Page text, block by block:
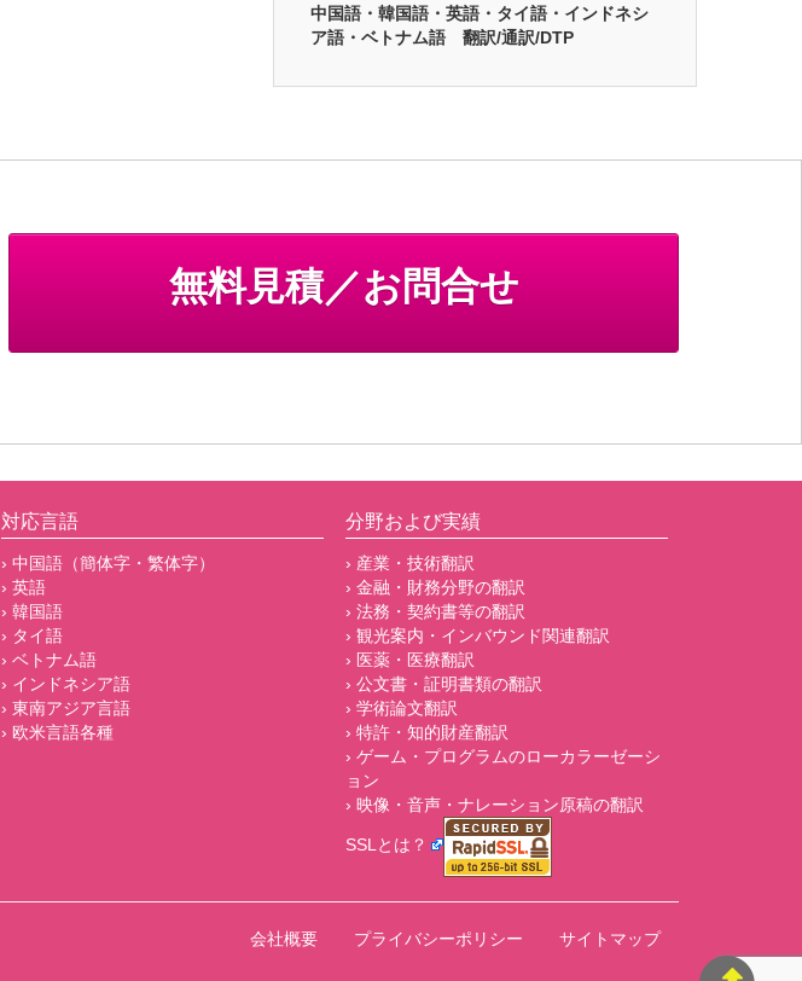
中国語・韓国語・英語・タイ語・インドネシ
ア語・ベトナム語 翻訳/通訳/DTP
無料見積／お問合せ
対応言語
› 中国語（簡体字・繁体字）
› 英語
› 韓国語
› タイ語
› ベトナム語
› インドネシア語
› 東南アジア言語
› 欧米言語各種
分野および実績
› 産業・技術翻訳
› 金融・財務分野の翻訳
› 法務・契約書等の翻訳
› 観光案内・インバウンド関連翻訳
› 医薬・医療翻訳
› 公文書・証明書類の翻訳
› 学術論文翻訳
› 特許・知的財産翻訳
› ゲーム・プログラムのローカラーゼーシ
ョン
› 映像・音声・ナレーション原稿の翻訳
SSLとは？
会社概要 プライバシーポリシー サイトマップ